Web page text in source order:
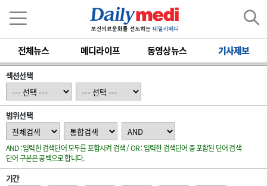
전체뉴스 메디라이프 동영상뉴스 기사제보
섹션선택
범위선택
AND : 입력한 검색단어 모두를 포함시켜 검색 / OR : 입력한 검색단어 중 포함된 단어 검색
단어 구분은 공백으로 합니다.
기간